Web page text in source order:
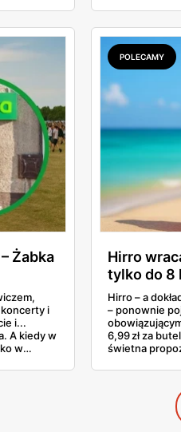
ponad tysiąc
dla nas
Żabka
i
i...
A kiedy w
w
POLECAMY
Hirro
tylko do 8
Hirro – a
– ponownie
6,99 zł za
świetna
Promocja
dostępna w
zawsze robi
kiedy jedno
niż misternie